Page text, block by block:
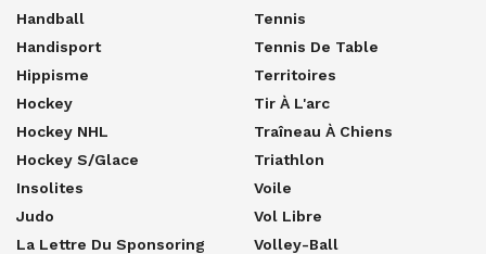
Handball
Handisport
Hippisme
Hockey
Hockey NHL
Hockey S/glace
Insolites
Judo
La Lettre Du Sponsoring
Tennis
Tennis De Table
Territoires
Tir À L'arc
Traîneau À Chiens
Triathlon
Voile
Vol Libre
Volley-Ball